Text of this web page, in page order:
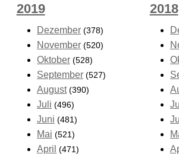
2019
Dezember (378)
November (520)
Oktober (528)
September (527)
August (390)
Juli (496)
Juni (481)
Mai (521)
April (471)
2018